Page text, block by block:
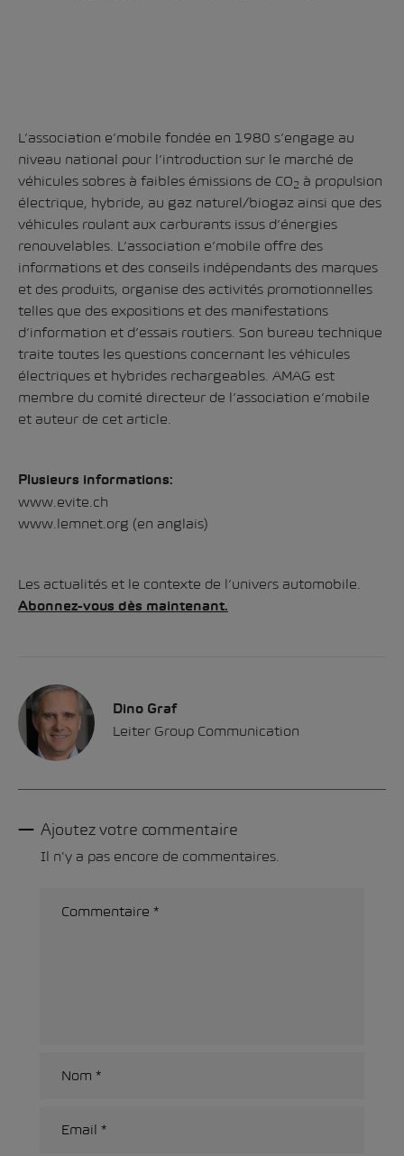
L’association e’mobile fondée en 1980 s’engage au
niveau national pour l’introduction sur le marché de
véhicules sobres à faibles émissions de CO2 à propulsion
électrique, hybride, au gaz naturel/biogaz ainsi que des
véhicules roulant aux carburants issus d’énergies
renouvelables. L’association e’mobile offre des
informations et des conseils indépendants des marques
et des produits, organise des activités promotionnelles
telles que des expositions et des manifestations
d’information et d’essais routiers. Son bureau technique
traite toutes les questions concernant les véhicules
électriques et hybrides rechargeables. AMAG est
membre du comité directeur de l’association e’mobile
et auteur de cet article.
Plusieurs informations:
www.evite.ch
www.lemnet.org (en anglais)
Les actualités et le contexte de l’univers automobile.
Abonnez-vous dès maintenant.
Dino Graf
Leiter Group Communication
Ajoutez votre commentaire
Il n'y a pas encore de commentaires.